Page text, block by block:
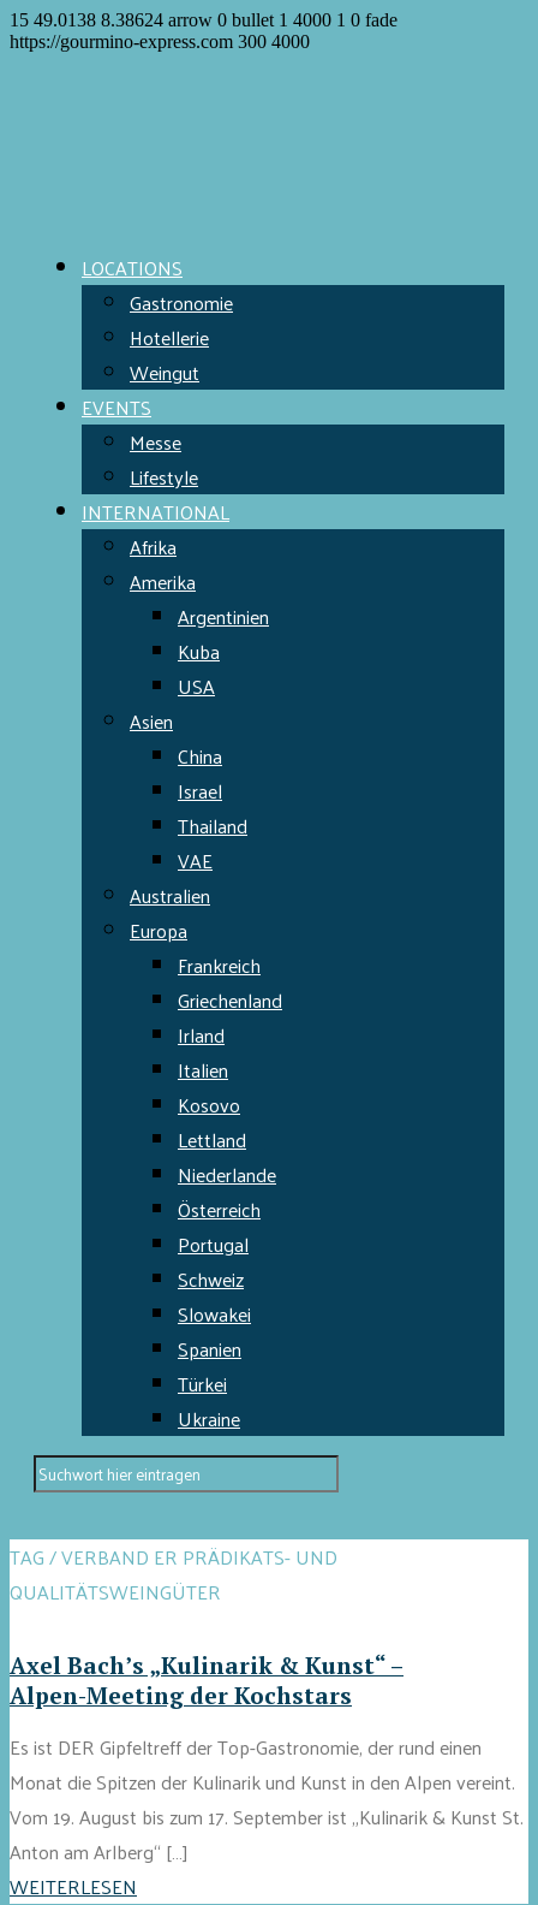
15 49.0138 8.38624 arrow 0 bullet 1 4000 1 0 fade
https://gourmino-express.com 300 4000
LOCATIONS
Gastronomie
Hotellerie
Weingut
EVENTS
Messe
Lifestyle
INTERNATIONAL
Afrika
Amerika
Argentinien
Kuba
USA
Asien
China
Israel
Thailand
VAE
Australien
Europa
Frankreich
Griechenland
Irland
Italien
Kosovo
Lettland
Niederlande
Österreich
Portugal
Schweiz
Slowakei
Spanien
Türkei
Ukraine
TAG / VERBAND ER PRÄDIKATS- UND
QUALITÄTSWEINGÜTER
Axel Bach’s „Kulinarik & Kunst“ –
Alpen-Meeting der Kochstars
Es ist DER Gipfeltreff der Top-Gastronomie, der rund einen
Monat die Spitzen der Kulinarik und Kunst in den Alpen vereint.
Vom 19. August bis zum 17. September ist „Kulinarik & Kunst St.
Anton am Arlberg“ […]
WEITERLESEN